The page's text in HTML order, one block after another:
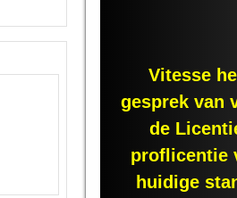
Vitesse
gesprek van
de
proflicentie
huidige